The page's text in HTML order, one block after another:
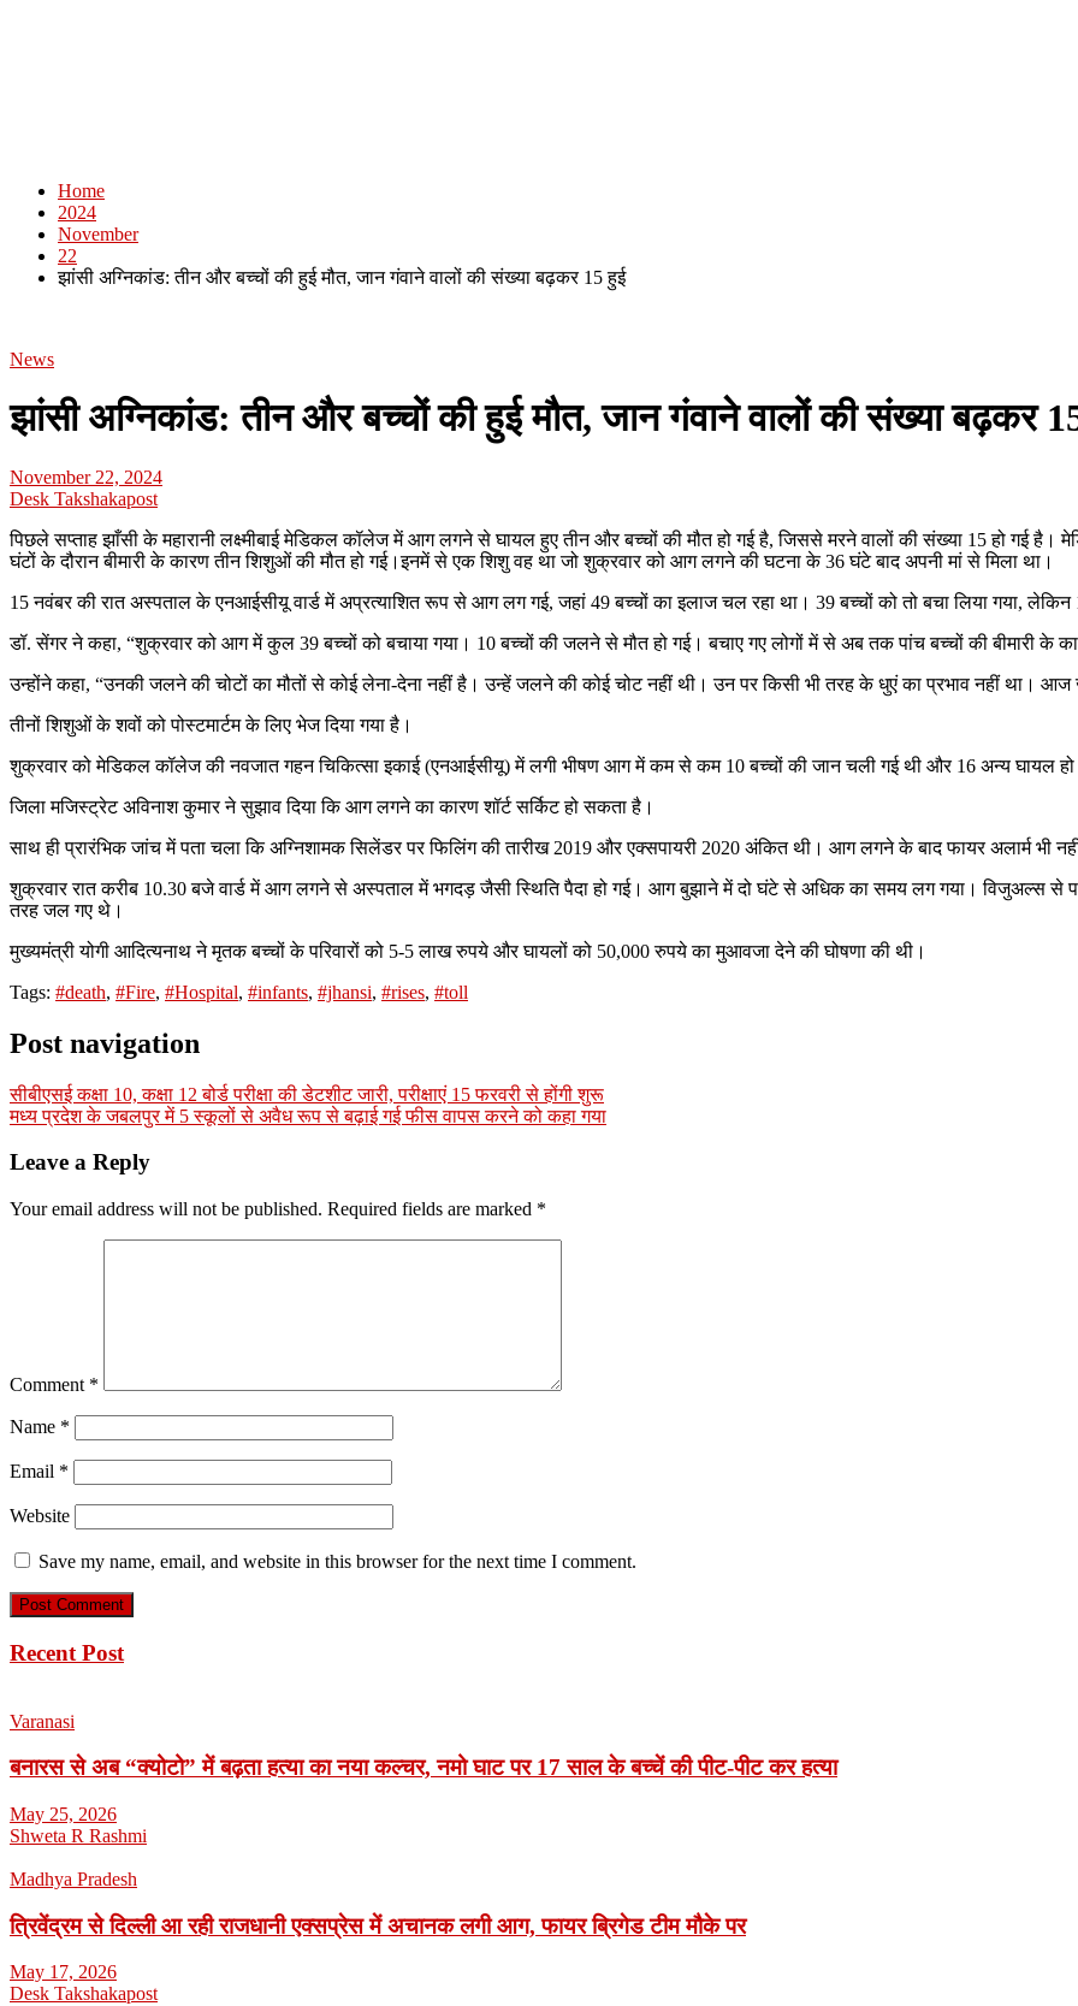
Home
2024
November
22
झांसी अग्निकांड: तीन और बच्चों की हुई मौत, जान गंवाने वालों की संख्या बढ़कर 15 हुई
News
झांसी अग्निकांड: तीन और बच्चों की हुई मौत, जान गंवाने वालों की संख्या बढ़कर
November 22, 2024
Desk Takshakapost
पिछले सप्ताह झाँसी के महारानी लक्ष्मीबाई मेडिकल कॉलेज में आग लगने से घायल हुए तीन और बच्चों की मौत हो गई है, जिससे मरने वालों की संख्या 15 हो गई
घंटों के दौरान बीमारी के कारण तीन शिशुओं की मौत हो गई।इनमें से एक शिशु वह था जो शुक्रवार को आग लगने की घटना के 36 घंटे बाद अपनी मां से मिला था।
15 नवंबर की रात अस्पताल के एनआईसीयू वार्ड में अप्रत्याशित रूप से आग लग गई, जहां 49 बच्चों का इलाज चल रहा था। 39 बच्चों को तो बचा लिया गया,
डॉ. सेंगर ने कहा, “शुक्रवार को आग में कुल 39 बच्चों को बचाया गया। 10 बच्चों की जलने से मौत हो गई। बचाए गए लोगों में से अब तक पांच बच्चों की बीमारी के
उन्होंने कहा, “उनकी जलने की चोटों का मौतों से कोई लेना-देना नहीं है। उन्हें जलने की कोई चोट नहीं थी। उन पर किसी भी तरह के धुएं का प्रभाव नहीं था। आज
तीनों शिशुओं के शवों को पोस्टमार्टम के लिए भेज दिया गया है।
शुक्रवार को मेडिकल कॉलेज की नवजात गहन चिकित्सा इकाई (एनआईसीयू) में लगी भीषण आग में कम से कम 10 बच्चों की जान चली गई थी और 16 अन्य घायल
जिला मजिस्ट्रेट अविनाश कुमार ने सुझाव दिया कि आग लगने का कारण शॉर्ट सर्किट हो सकता है।
साथ ही प्रारंभिक जांच में पता चला कि अग्निशामक सिलेंडर पर फिलिंग की तारीख 2019 और एक्सपायरी 2020 अंकित थी। आग लगने के बाद फायर अलार्म भी
शुक्रवार रात करीब 10.30 बजे वार्ड में आग लगने से अस्पताल में भगदड़ जैसी स्थिति पैदा हो गई। आग बुझाने में दो घंटे से अधिक का समय लग गया। विजुअल्स से
तरह जल गए थे।
मुख्यमंत्री योगी आदित्यनाथ ने मृतक बच्चों के परिवारों को 5-5 लाख रुपये और घायलों को 50,000 रुपये का मुआवजा देने की घोषणा की थी।
Tags: #death, #Fire, #Hospital, #infants, #jhansi, #rises, #toll
Post navigation
सीबीएसई कक्षा 10, कक्षा 12 बोर्ड परीक्षा की डेटशीट जारी, परीक्षाएं 15 फरवरी से होंगी शुरू
मध्य प्रदेश के जबलपुर में 5 स्कूलों से अवैध रूप से बढ़ाई गई फीस वापस करने को कहा गया
Leave a Reply
Your email address will not be published. Required fields are marked *
Comment *
Name *
Email *
Website
Save my name, email, and website in this browser for the next time I comment.
Recent Post
Varanasi
बनारस से अब “क्योटो” में बढ़ता हत्या का नया कल्चर, नमो घाट पर 17 साल के बच्चें की पीट-पीट कर हत्या
May 25, 2026
Shweta R Rashmi
Madhya Pradesh
त्रिवेंद्रम से दिल्ली आ रही राजधानी एक्सप्रेस में अचानक लगी आग, फायर ब्रिगेड टीम मौके पर
May 17, 2026
Desk Takshakapost